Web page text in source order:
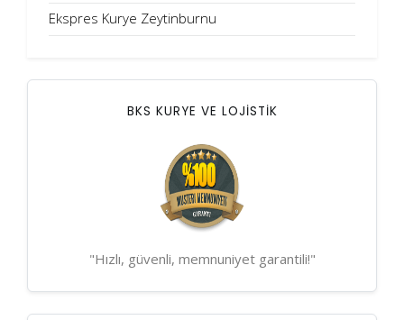
Ekspres Kurye Zeytinburnu
BKS KURYE VE LOJİSTİK
"Hızlı, güvenli, memnuniyet garantili!"